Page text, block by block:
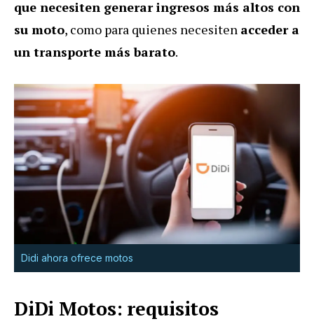
que necesiten generar ingresos más altos con
su moto, como para quienes necesiten acceder a
un transporte más barato.
Didi ahora ofrece motos
DiDi Motos: requisitos